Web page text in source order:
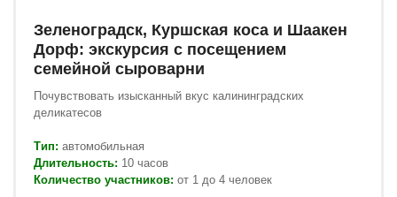
Зеленоградск, Куршская коса и Шаакен
Дорф: экскурсия с посещением
семейной сыроварни
Почувствовать изысканный вкус калининградских
деликатесов
Тип: автомобильная
Длительность: 10 часов
Количество участников: от 1 до 4 человек